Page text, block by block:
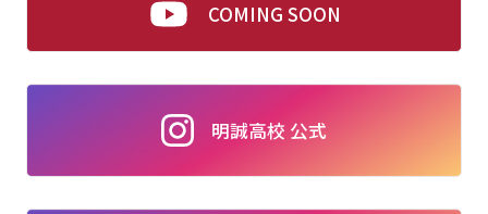
COMING SOON
明誠高校 公式